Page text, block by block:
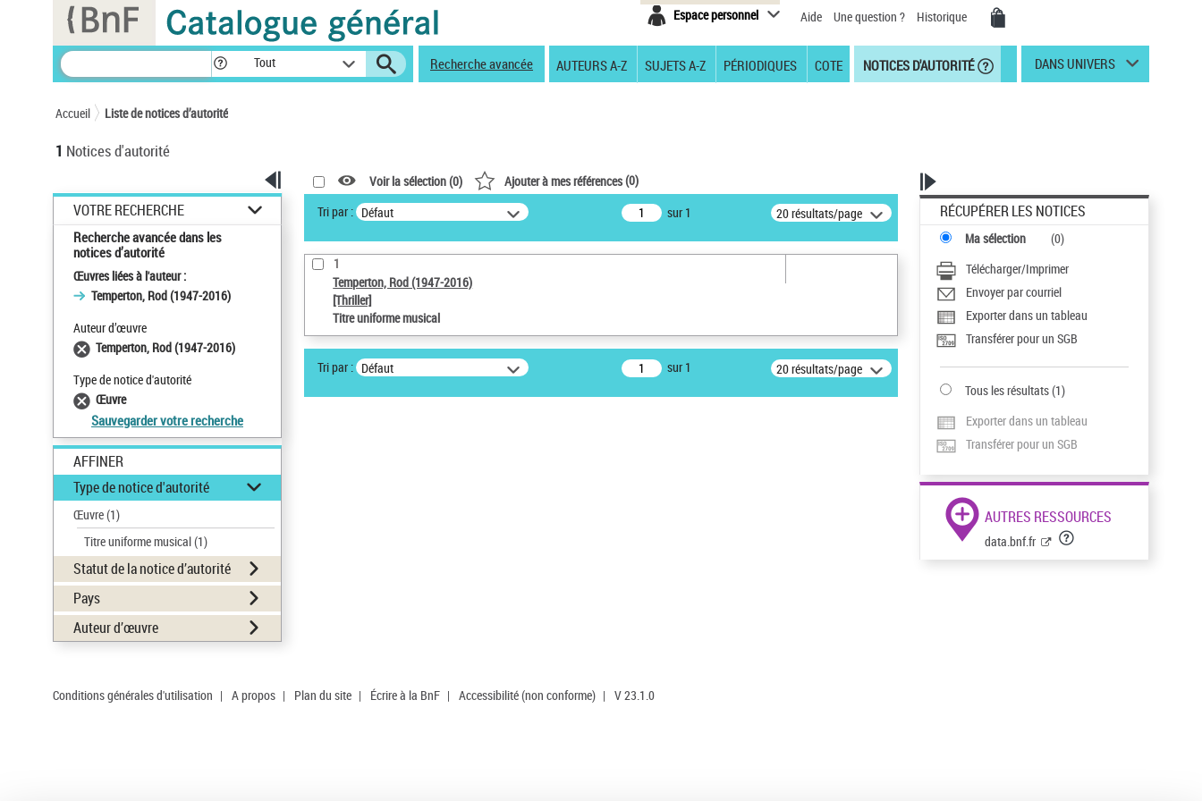
Espace personnel Aide Une question ? Historique
Tout Recherche avancée AUTEURS A-Z SUJETS A-Z PÉRIODIQUES COTE NOTICES D'AUTORITÉ DANS UNIVERS
Accueil Liste de notices d’autorité
1 Notices d'autorité
VOTRE RECHERCHE
Recherche avancée dans les
notices d’autorité
Œuvres liées à l'auteur :
Temperton, Rod (1947-2016)
Auteur d’œuvre
Temperton, Rod (1947-2016)
Type de notice d'autorité
Œuvre
Sauvegarder votre recherche
AFFINER
Type de notice d'autorité
Œuvre(1)
Titre uniforme musical(1)
Statut de la notice d’autorité
Pays
Auteur d’œuvre
Voir la sélection (0) Ajouter à mes références(0)
Tri par : Défaut sur 1 20 résultats/page
1
Temperton, Rod (1947-2016)
[Thriller]
Titre uniforme musical
Tri par : Défaut sur 1 20 résultats/page
RÉCUPÉRER LES NOTICES
Ma sélection (0)
Télécharger/Imprimer
Envoyer par courriel
Exporter dans un tableau
Transférer pour un SGB
Tous les résultats(1)
Exporter dans un tableau
Transférer pour un SGB
AUTRES RESSOURCES
data.bnf.fr
Conditions générales d'utilisation | A propos | Plan du site | Écrire à la BnF | Accessibilité (non conforme) | V 23.1.0
Panneau de gestion des cookies